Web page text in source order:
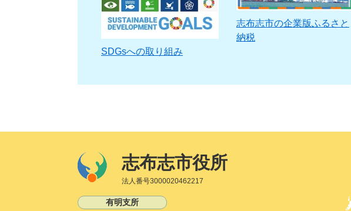
SDGsへの取り組み
志布志市の企業版ふるさと
納税
志布志市役所
法人番号3000020462217
有明支所